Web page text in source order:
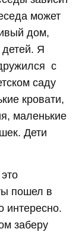
может
дом,
Я
с
саду
кровати,
маленькие
Дети
пошел в
интересно.
заберу